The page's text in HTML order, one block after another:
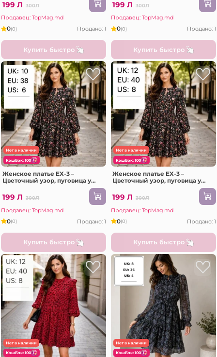
199 Л 300Л
Продавец: TopMag.md
0(0) Продано: 1
Купить быстро
199 Л 300Л
Продавец: TopMag.md
0(0) Продано: 1
Купить быстро
Нет в наличии
КэшБэк: 100
Женское платье EX-3 –
Цветочный узор, пуговица у
199 Л 300Л
Продавец: TopMag.md
0(0) Продано: 1
Купить быстро
Нет в наличии
КэшБэк: 100
Женское платье EX-3 –
Цветочный узор, пуговица у
199 Л 300Л
Продавец: TopMag.md
0(0) Продано: 1
Купить быстро
Нет в наличии
КэшБэк: 100
Нет в наличии
КэшБэк: 100